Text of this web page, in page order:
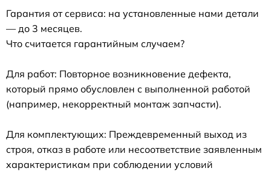
Гарантия от сервиса: на установленные нами детали
— до 3 месяцев.
Что считается гарантийным случаем?
Для работ: Повторное возникновение дефекта,
который прямо обусловлен с выполненной работой
(например, некорректный монтаж запчасти).
Для комплектующих: Преждевременный выход из
строя, отказ в работе или несоответствие заявленным
характеристикам при соблюдении условий